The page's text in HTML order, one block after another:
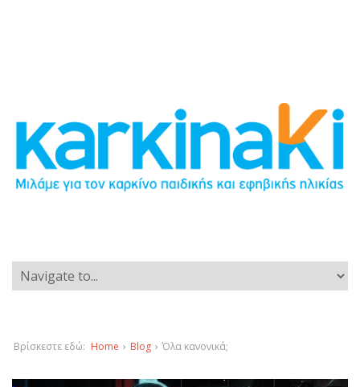
Βρίσκεστε εδώ: Home › Blog › Όλα κανονικά;